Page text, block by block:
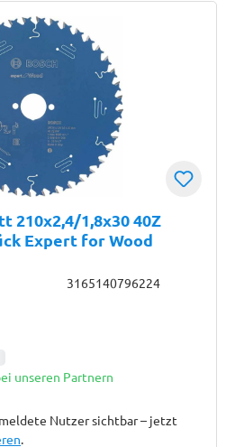
210x2,4/1,8x30 40Z
Expert for Wood
3165140796224
unseren Partnern
Nutzer sichtbar – jetzt
.